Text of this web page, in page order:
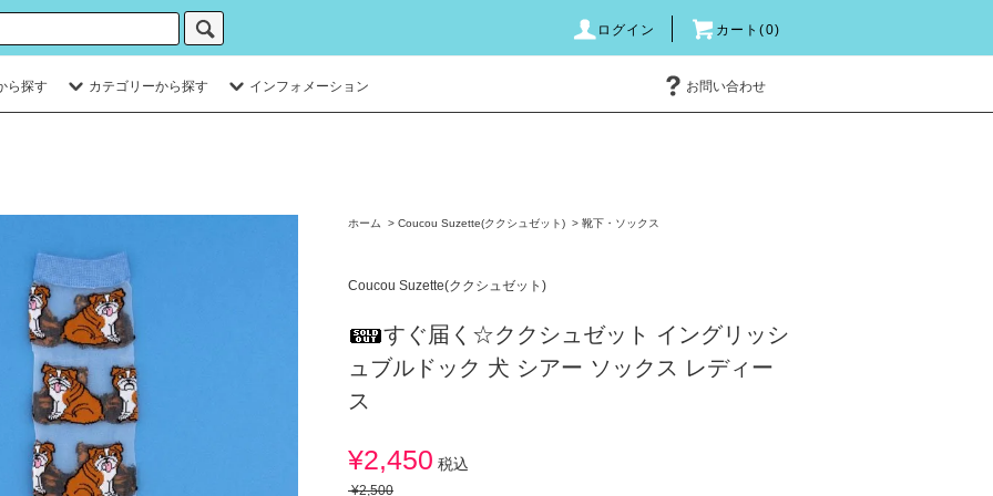
ログイン カート(0)
ら探す カテゴリーから探す インフォメーション お問い合わせ
ホーム > Coucou Suzette(ククシュゼット) > 靴下・ソックス
Coucou Suzette(ククシュゼット)
すぐ届く☆ククシュゼット イングリッシ
ュブルドック 犬 シアー ソックス レディー
ス
¥2,450 税込
¥2,500